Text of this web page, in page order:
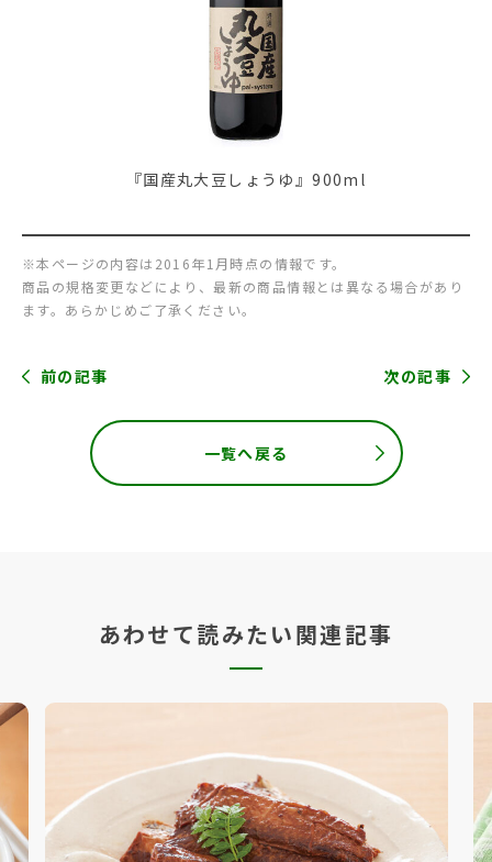
『国産丸大豆しょうゆ』900ml
※本ページの内容は2016年1月時点の情報です。
商品の規格変更などにより、最新の商品情報とは異なる場合があり
ます。あらかじめご了承ください。
前の記事 次の記事
一覧へ戻る
あわせて読みたい関連記事